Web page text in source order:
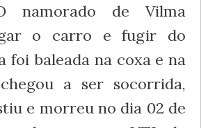
namorado de Vilma
o carro e fugir do
foi baleada na coxa e na
a ser socorrida,
e morreu no dia 02 de